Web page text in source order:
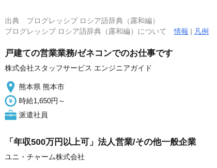
出典 プログレッシブ ロシア語辞典（露和編）
プログレッシブ ロシア語辞典（露和編）について情報 | 凡例
戸建ての営業業務/ゼネコンでのお仕事です
株式会社スタッフサービス エンジニアガイド
熊本県 熊本市
時給1,650円～
派遣社員
「年収500万円以上可」法人営業/その他一般企業
ユニ・チャーム株式会社